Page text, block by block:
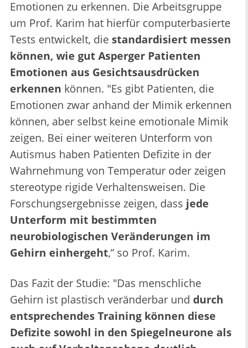
Emotionen zu erkennen. Die Arbeitsgruppe
um Prof. Karim hat hierfür computerbasierte
Tests entwickelt, die standardisiert messen
können, wie gut Asperger Patienten
Emotionen aus Gesichtsausdrücken
erkennen können. "Es gibt Patienten, die
Emotionen zwar anhand der Mimik erkennen
können, aber selbst keine emotionale Mimik
zeigen. Bei einer weiteren Unterform von
Autismus haben Patienten Defizite in der
Wahrnehmung von Temperatur oder zeigen
stereotype rigide Verhaltensweisen. Die
Forschungsergebnisse zeigen, dass jede
Unterform mit bestimmten
neurobiologischen Veränderungen im
Gehirn einhergeht,“ so Prof. Karim.
Das Fazit der Studie: "Das menschliche
Gehirn ist plastisch veränderbar und durch
entsprechendes Training können diese
Defizite sowohl in den Spiegelneurone als